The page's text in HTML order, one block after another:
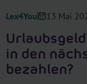
Lex4You 13 Mai
in den
bezahlen?